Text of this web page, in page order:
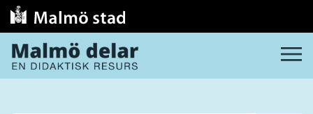
MENY